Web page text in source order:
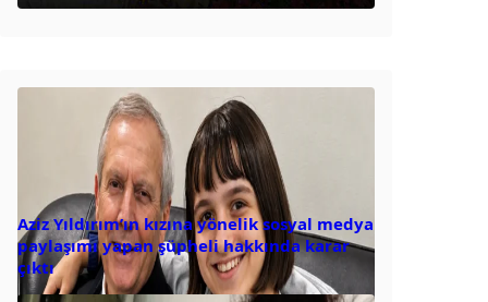
Aziz Yıldırım’ın kızına yönelik sosyal medya
paylaşımı yapan şüpheli hakkında karar
çıktı